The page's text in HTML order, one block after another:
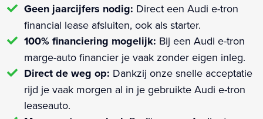
Geen jaarcijfers nodig: Direct een Audi e-tron
financial lease afsluiten, ook als starter.
100% financiering mogelijk: Bij een Audi e-tron
marge-auto financier je vaak zonder eigen inleg.
Direct de weg op: Dankzij onze snelle acceptatie
rijd je vaak morgen al in je gebruikte Audi e-tron
leaseauto.